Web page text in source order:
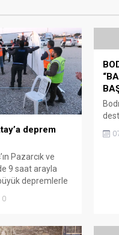
deprem
Pazarcık ve
9 saat arayla
depremlerle
seferber
kaybettiği,
0